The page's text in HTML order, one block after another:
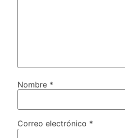
Nombre *
Correo electrónico *